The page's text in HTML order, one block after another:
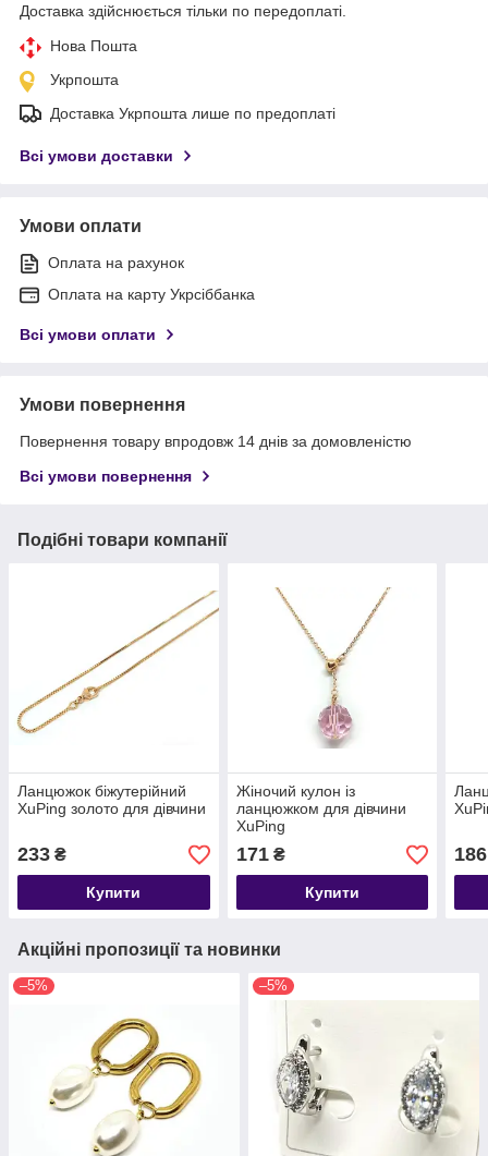
Доставка здійснюється тільки по передоплаті.
Нова Пошта
Укрпошта
Доставка Укрпошта лише по предоплаті
Всі умови доставки
Умови оплати
Оплата на рахунок
Оплата на карту Укрсіббанка
Всі умови оплати
Умови повернення
Повернення товару впродовж 14 днів за домовленістю
Всі умови повернення
Подібні товари компанії
Ланцюжок біжутерійний
XuPing золото для дівчини
233 ₴
Купити
Жіночий кулон із
ланцюжком для дівчини
XuPing
171₴
Купити
186
Акційні пропозиції та новинки
–5% –5%